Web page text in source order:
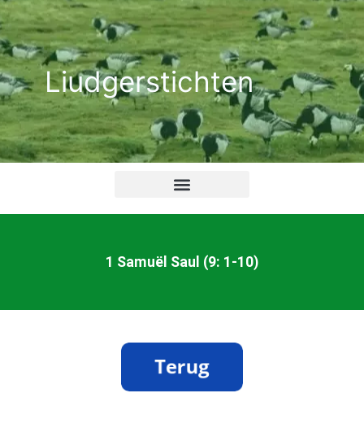
Ga
naar
de
inhoudLiudgerstichten
1 Samuël Saul (9: 1-10)